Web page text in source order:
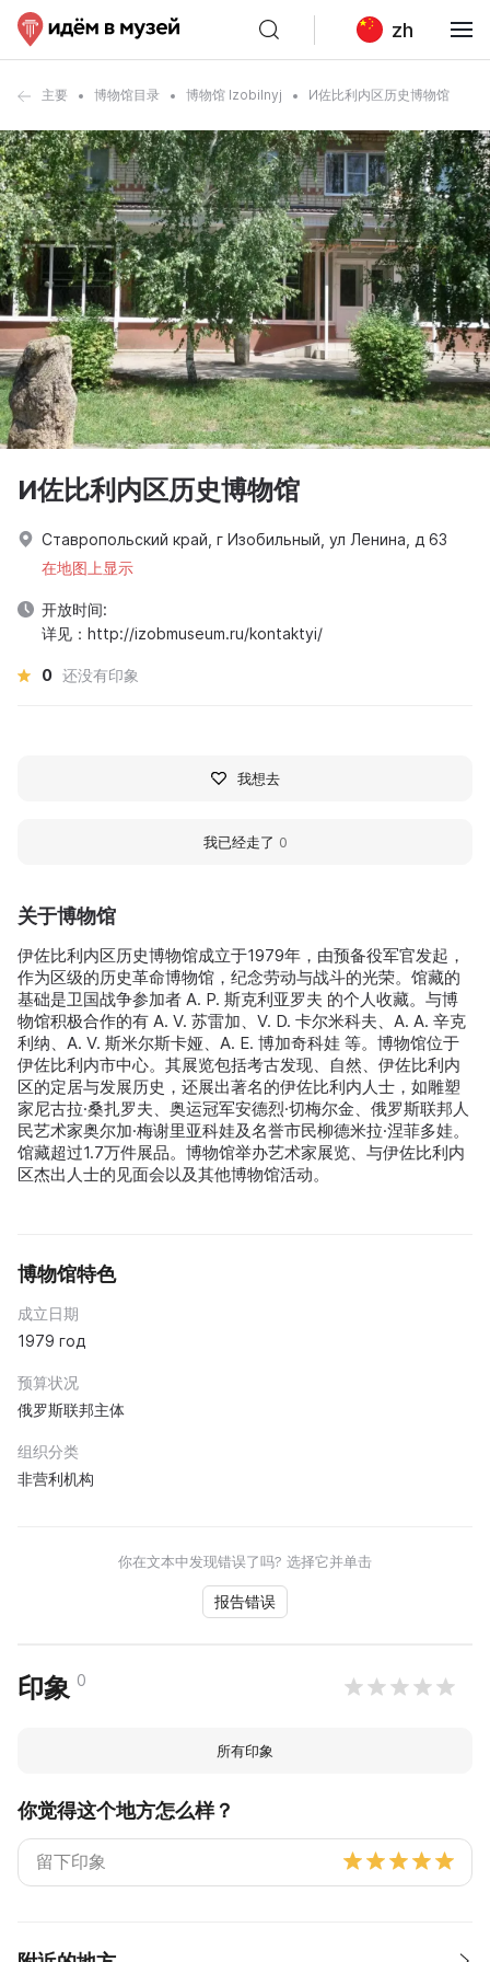
zh
主要 博物馆目录 博物馆 Izobilnyj И佐比利内区历史博物馆
关于博物馆
伊佐比利内区历史博物馆成立于1979年，由预备役军官发起，
作为区级的历史革命博物馆，纪念劳动与战斗的光荣。馆藏的
基础是卫国战争参加者 A. P. 斯克利亚罗夫 的个人收藏。与博
物馆积极合作的有 A. V. 苏雷加、V. D. 卡尔米科夫、A. A. 辛克
利纳、A. V. 斯米尔斯卡娅、A. E. 博加奇科娃 等。博物馆位于
伊佐比利内市中心。其展览包括考古发现、自然、伊佐比利内
区的定居与发展历史，还展出著名的伊佐比利内人士，如雕塑
家尼古拉·桑扎罗夫、奥运冠军安德烈·切梅尔金、俄罗斯联邦人
民艺术家奥尔加·梅谢里亚科娃及名誉市民柳德米拉·涅菲多娃。
馆藏超过1.7万件展品。博物馆举办艺术家展览、与伊佐比利内
区杰出人士的见面会以及其他博物馆活动。
博物馆特色
成立日期
1979 год
预算状况
俄罗斯联邦主体
组织分类
非营利机构
你在文本中发现错误了吗? 选择它并单击
报告错误
印象 0
所有印象
你觉得这个地方怎么样？
И佐比利内区历史博物馆
Ставропольский край, г Изобильный, ул Ленина, д 63
在地图上显示
开放时间:
详见：http://izobmuseum.ru/kontaktyi/
0 还没有印象
我想去
我已经走了 0